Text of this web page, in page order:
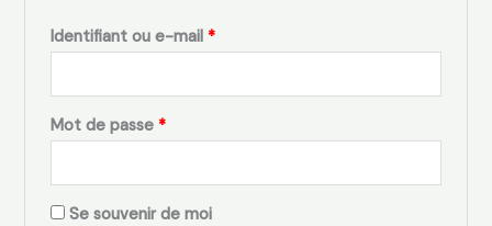
Identifiant ou e-mail *
Mot de passe *
Se souvenir de moi